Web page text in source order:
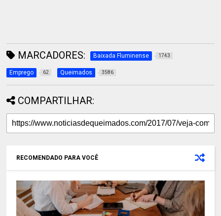
MARCADORES: Baixada Fluminense 1743
Emprego 62 Queimados 3586
COMPARTILHAR:
RECOMENDADO PARA VOCÊ